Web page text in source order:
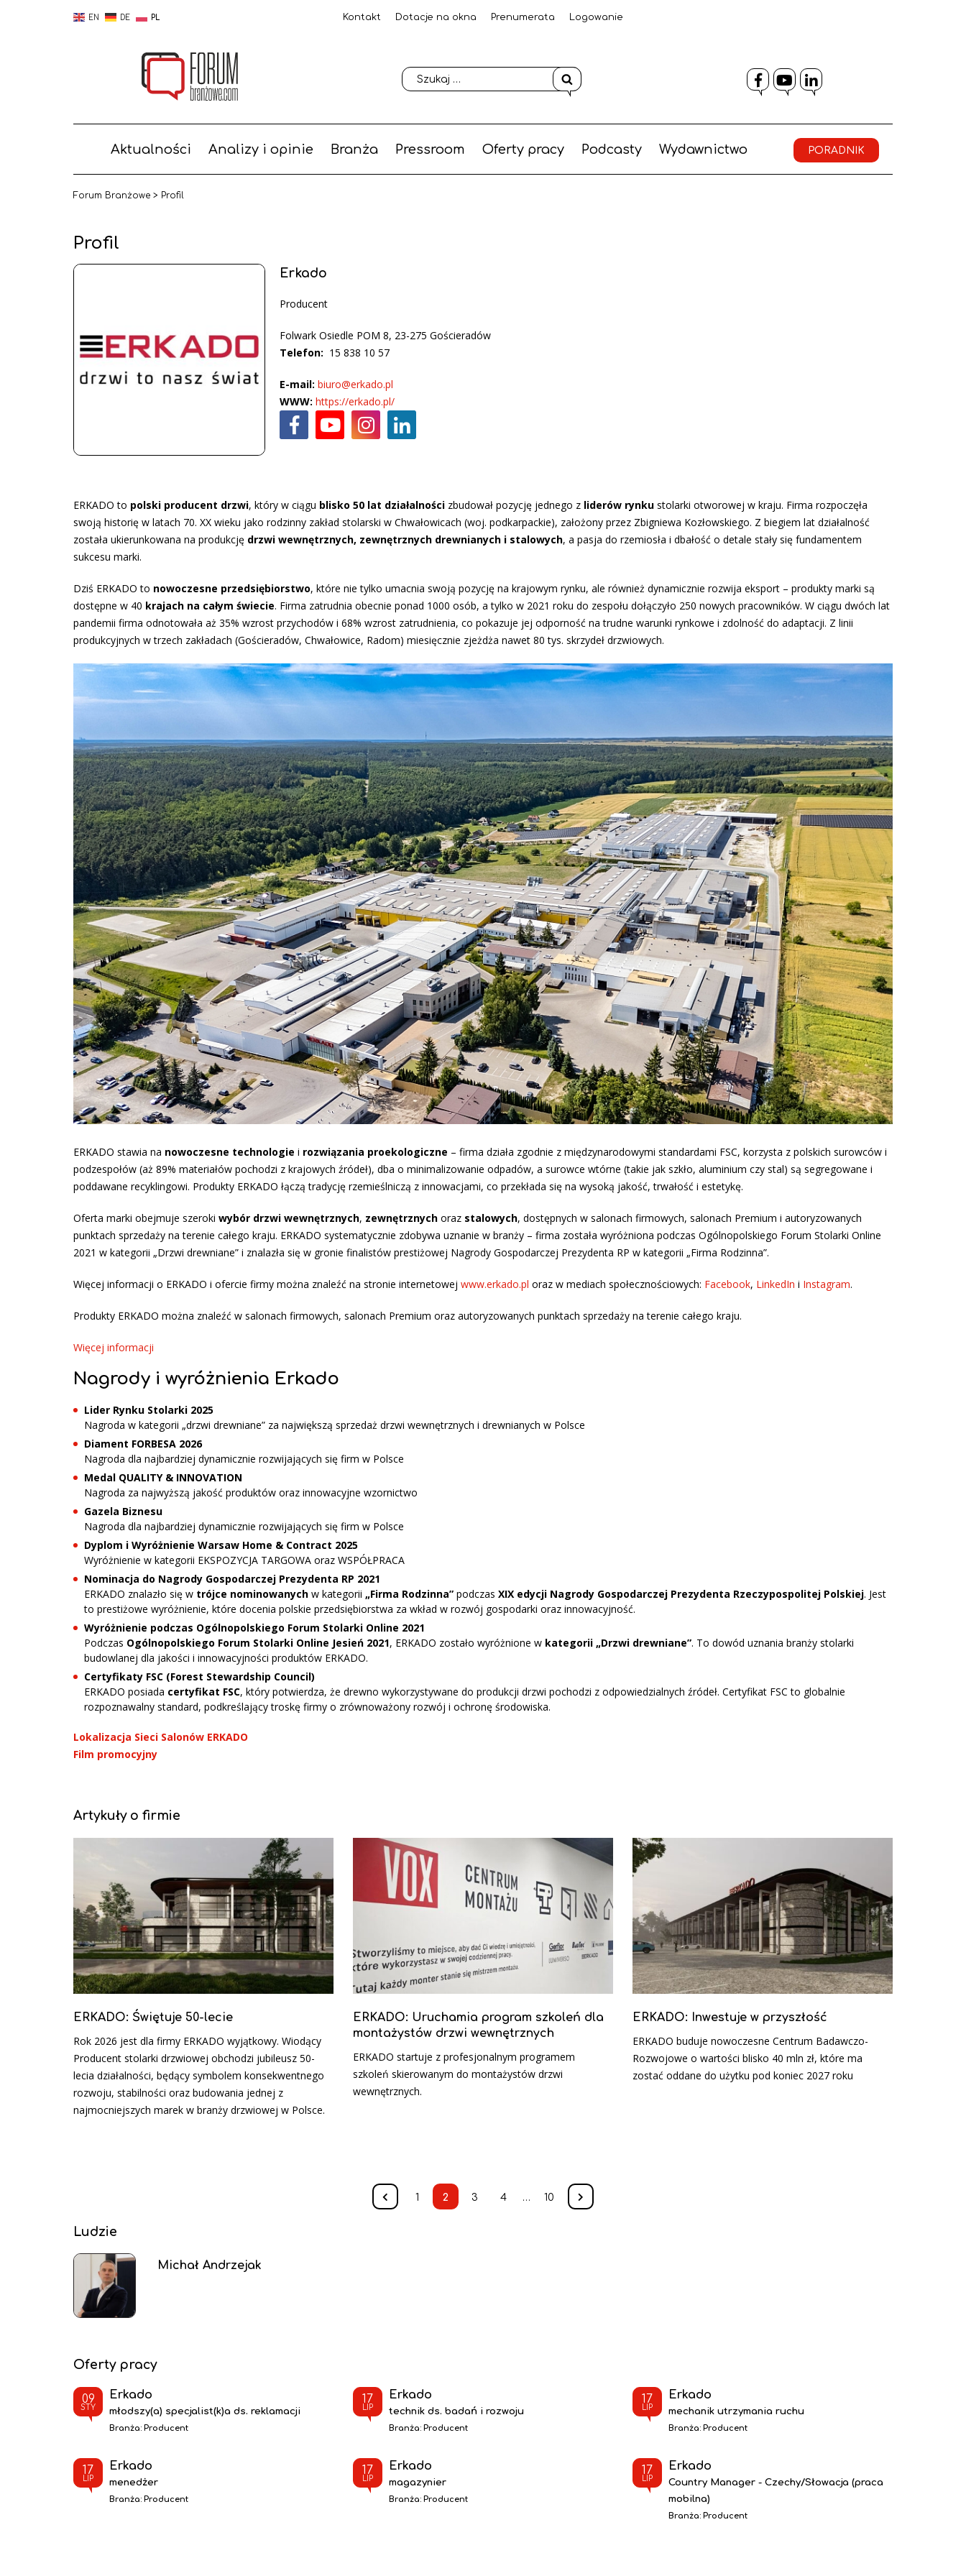
EN DE PL Kontakt Dotacje na okna Prenumerata Logowanie
Facebook
YouTube
LinkedIn
Aktualności Analizy i opinie Branża Pressroom Oferty pracy Podcasty Wydawnictwo PORADNIK
Forum Branżowe > Profil
Profil
Erkado
Producent
Folwark Osiedle POM 8, 23-275 Gościeradów
Telefon: 15 838 10 57
E-mail: biuro@erkado.pl
WWW: https://erkado.pl/
ERKADO to polski producent drzwi, który w ciągu blisko 50 lat działalności zbudował pozycję jednego z liderów rynku stolarki otworowej w kraju. Firma rozpoczęła
swoją historię w latach 70. XX wieku jako rodzinny zakład stolarski w Chwałowicach (woj. podkarpackie), założony przez Zbigniewa Kozłowskiego. Z biegiem lat działalność
została ukierunkowana na produkcję drzwi wewnętrznych, zewnętrznych drewnianych i stalowych, a pasja do rzemiosła i dbałość o detale stały się fundamentem
sukcesu marki.
Dziś ERKADO to nowoczesne przedsiębiorstwo, które nie tylko umacnia swoją pozycję na krajowym rynku, ale również dynamicznie rozwija eksport – produkty marki są
dostępne w 40 krajach na całym świecie. Firma zatrudnia obecnie ponad 1000 osób, a tylko w 2021 roku do zespołu dołączyło 250 nowych pracowników. W ciągu dwóch lat
pandemii firma odnotowała aż 35% wzrost przychodów i 68% wzrost zatrudnienia, co pokazuje jej odporność na trudne warunki rynkowe i zdolność do adaptacji. Z linii
produkcyjnych w trzech zakładach (Gościeradów, Chwałowice, Radom) miesięcznie zjeżdża nawet 80 tys. skrzydeł drzwiowych.
ERKADO stawia na nowoczesne technologie i rozwiązania proekologiczne – firma działa zgodnie z międzynarodowymi standardami FSC, korzysta z polskich surowców i
podzespołów (aż 89% materiałów pochodzi z krajowych źródeł), dba o minimalizowanie odpadów, a surowce wtórne (takie jak szkło, aluminium czy stal) są segregowane i
poddawane recyklingowi. Produkty ERKADO łączą tradycję rzemieślniczą z innowacjami, co przekłada się na wysoką jakość, trwałość i estetykę.
Oferta marki obejmuje szeroki wybór drzwi wewnętrznych, zewnętrznych oraz stalowych, dostępnych w salonach firmowych, salonach Premium i autoryzowanych
punktach sprzedaży na terenie całego kraju. ERKADO systematycznie zdobywa uznanie w branży – firma została wyróżniona podczas Ogólnopolskiego Forum Stolarki Online
2021 w kategorii „Drzwi drewniane” i znalazła się w gronie finalistów prestiżowej Nagrody Gospodarczej Prezydenta RP w kategorii „Firma Rodzinna”.
Więcej informacji o ERKADO i ofercie firmy można znaleźć na stronie internetowej www.erkado.pl oraz w mediach społecznościowych: Facebook, LinkedIn i Instagram.
Produkty ERKADO można znaleźć w salonach firmowych, salonach Premium oraz autoryzowanych punktach sprzedaży na terenie całego kraju.
Więcej informacji
Nagrody i wyróżnienia Erkado
Lider Rynku Stolarki 2025
Nagroda w kategorii „drzwi drewniane” za największą sprzedaż drzwi wewnętrznych i drewnianych w Polsce
Diament FORBESA 2026
Nagroda dla najbardziej dynamicznie rozwijających się firm w Polsce
Medal QUALITY & INNOVATION
Nagroda za najwyższą jakość produktów oraz innowacyjne wzornictwo
Gazela Biznesu
Nagroda dla najbardziej dynamicznie rozwijających się firm w Polsce
Dyplom i Wyróżnienie Warsaw Home & Contract 2025
Wyróżnienie w kategorii EKSPOZYCJA TARGOWA oraz WSPÓŁPRACA
Nominacja do Nagrody Gospodarczej Prezydenta RP 2021
ERKADO znalazło się w trójce nominowanych w kategorii „Firma Rodzinna” podczas XIX edycji Nagrody Gospodarczej Prezydenta Rzeczypospolitej Polskiej. Jest
to prestiżowe wyróżnienie, które docenia polskie przedsiębiorstwa za wkład w rozwój gospodarki oraz innowacyjność.
Wyróżnienie podczas Ogólnopolskiego Forum Stolarki Online 2021
Podczas Ogólnopolskiego Forum Stolarki Online Jesień 2021, ERKADO zostało wyróżnione w kategorii „Drzwi drewniane”. To dowód uznania branży stolarki
budowlanej dla jakości i innowacyjności produktów ERKADO.
Certyfikaty FSC (Forest Stewardship Council)
ERKADO posiada certyfikat FSC, który potwierdza, że drewno wykorzystywane do produkcji drzwi pochodzi z odpowiedzialnych źródeł. Certyfikat FSC to globalnie
rozpoznawalny standard, podkreślający troskę firmy o zrównoważony rozwój i ochronę środowiska.
Lokalizacja Sieci Salonów ERKADO
Film promocyjny
Artykuły o firmie
ERKADO: Świętuje 50-lecie
Rok 2026 jest dla firmy ERKADO wyjątkowy. Wiodący
Producent stolarki drzwiowej obchodzi jubileusz 50-
lecia działalności, będący symbolem konsekwentnego
rozwoju, stabilności oraz budowania jednej z
najmocniejszych marek w branży drzwiowej w Polsce.
ERKADO: Uruchamia program szkoleń dla
montażystów drzwi wewnętrznych
ERKADO startuje z profesjonalnym programem
szkoleń skierowanym do montażystów drzwi
wewnętrznych.
ERKADO: Inwestuje w przyszłość
ERKADO buduje nowoczesne Centrum Badawczo-
Rozwojowe o wartości blisko 40 mln zł, które ma
zostać oddane do użytku pod koniec 2027 roku
1 2 3 4 … 10
Ludzie
Michał Andrzejak
Oferty pracy
09
STY
Erkado
młodszy(a) specjalist(k)a ds. reklamacji
Branża: Producent
17
LIP
Erkado
technik ds. badań i rozwoju
Branża:Producent
17
LIP
Erkado
mechanik utrzymania ruchu
Branża:Producent
17
LIP
Erkado
menedżer
Branża: Producent
17
LIP
Erkado
magazynier
Branża:Producent
17
LIP
Erkado
Country Manager - Czechy/Słowacja (praca
mobilna)
Branża:Producent